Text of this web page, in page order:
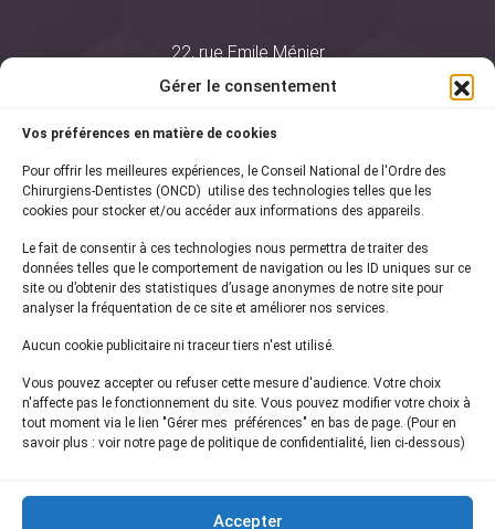
Gérer le consentement
Vos préférences en matière de cookies
Pour offrir les meilleures expériences, le Conseil National de l'Ordre des
Chirurgiens-Dentistes (ONCD) utilise des technologies telles que les
cookies pour stocker et/ou accéder aux informations des appareils.
Le fait de consentir à ces technologies nous permettra de traiter des
données telles que le comportement de navigation ou les ID uniques sur ce
site ou d’obtenir des statistiques d’usage anonymes de notre site pour
analyser la fréquentation de ce site et améliorer nos services.
Aucun cookie publicitaire ni traceur tiers n'est utilisé.
Vous pouvez accepter ou refuser cette mesure d'audience. Votre choix
n'affecte pas le fonctionnement du site. Vous pouvez modifier votre choix à
tout moment via le lien "Gérer mes préférences" en bas de page. (Pour en
savoir plus : voir notre page de politique de confidentialité, lien ci-dessous)
Accepter
22, rue Emile Ménier
75761 Paris Cedex 16
01 44 34 78 80
courrier@oncd.org
Actualités
Presse
Informations légales
Plan du site
Inscrivez-vous à notrenewsletter